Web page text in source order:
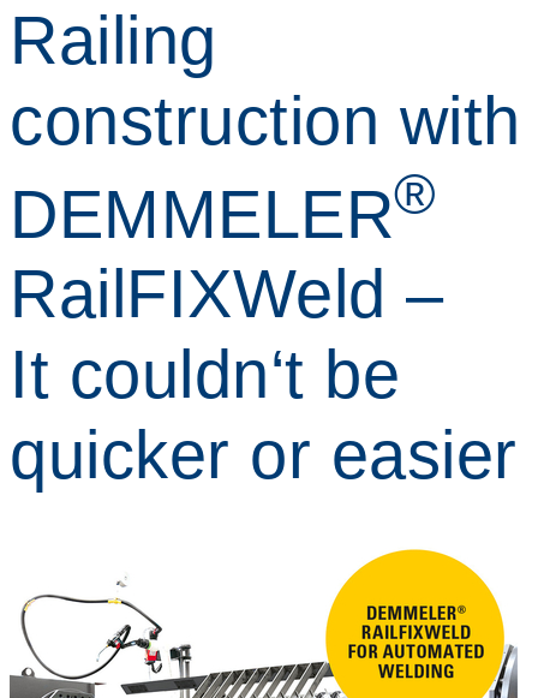
Railing
construction with
DEMMELER®
RailFIXWeld –
It couldn‘t be
quicker or easier